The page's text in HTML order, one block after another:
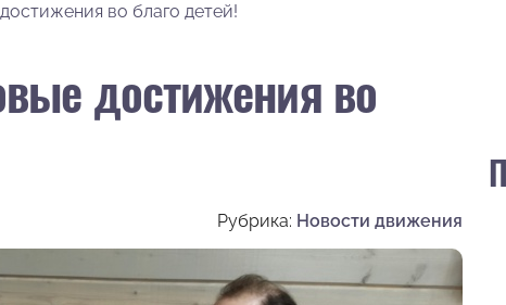
во благо детей!
достижения во
Рубрика: Новости движения